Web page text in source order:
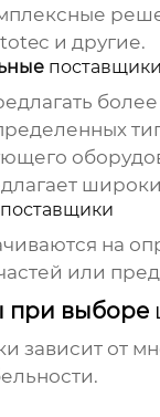
и другие.
поставщики
поставщики
на
или
при выборе
зависит от